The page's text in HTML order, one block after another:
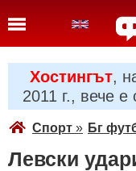
Хостингът,
2011 г., вече е
Спорт » Бг
Левски